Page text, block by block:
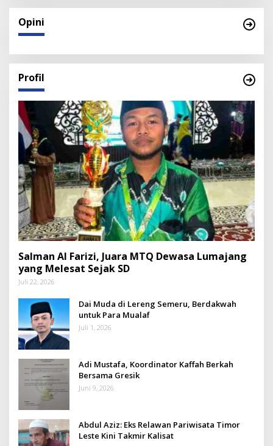
Opini
Profil
Salman Al Farizi, Juara MTQ Dewasa Lumajang
yang Melesat Sejak SD
Juli 22, 2026
Dai Muda di Lereng Semeru, Berdakwah
untuk Para Mualaf
Juli 1, 2026
Adi Mustafa, Koordinator Kaffah Berkah
Bersama Gresik
Juni 9, 2026
Abdul Aziz: Eks Relawan Pariwisata Timor
Leste Kini Takmir Kalisat